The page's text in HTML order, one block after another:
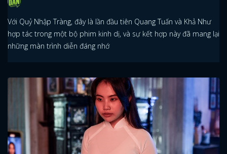
FACEBOOK GOOGLE
Với Quỷ Nhập Tràng, đây là lần đầu tiên Quang Tuấn và Khả Như
hợp tác trong một bộ phim kinh dị, và sự kết hợp này đã mang lại
những màn trình diễn đáng nhớ